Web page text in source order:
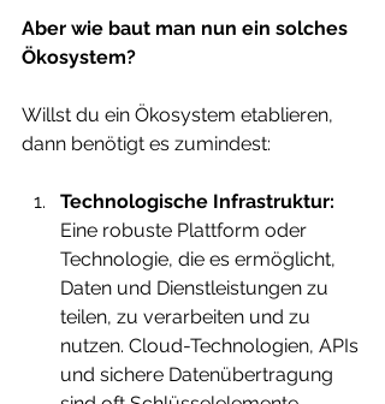
Aber wie baut man nun ein solches
Ökosystem?
Willst du ein Ökosystem etablieren,
dann benötigt es zumindest:
Technologische Infrastruktur:
Eine robuste Plattform oder
Technologie, die es ermöglicht,
Daten und Dienstleistungen zu
teilen, zu verarbeiten und zu
nutzen. Cloud-Technologien, APIs
und sichere Datenübertragung